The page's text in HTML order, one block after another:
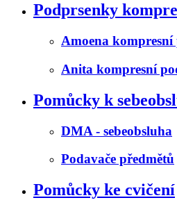
Podprsenky
Amoena
Anita kompresní
Pomůcky k
DMA - sebeobsluha
Podavače předmětů
Pomůcky ke cvičení